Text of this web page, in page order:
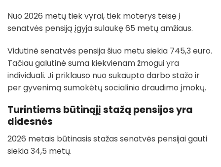
Nuo 2026 metų tiek vyrai, tiek moterys teisę į
senatvės pensiją įgyja sulaukę 65 metų amžiaus.
Vidutinė senatvės pensija šiuo metu siekia 745,3 euro.
Tačiau galutinė suma kiekvienam žmogui yra
individuali. Ji priklauso nuo sukaupto darbo stažo ir
per gyvenimą sumokėtų socialinio draudimo įmokų.
Turintiems būtinąjį stažą pensijos yra
didesnės
2026 metais būtinasis stažas senatvės pensijai gauti
siekia 34,5 metų.